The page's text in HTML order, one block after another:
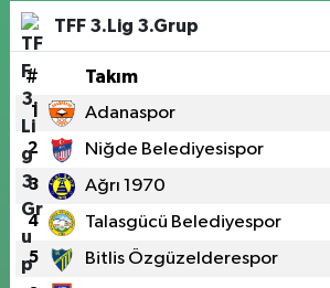
TFF 3.Lig 3.Grup
# Takım
1 Adanaspor
2 Niğde Belediyesispor
3 Ağrı 1970
4 Talasgücü Belediyespor
5 Bitlis Özgüzelderespor